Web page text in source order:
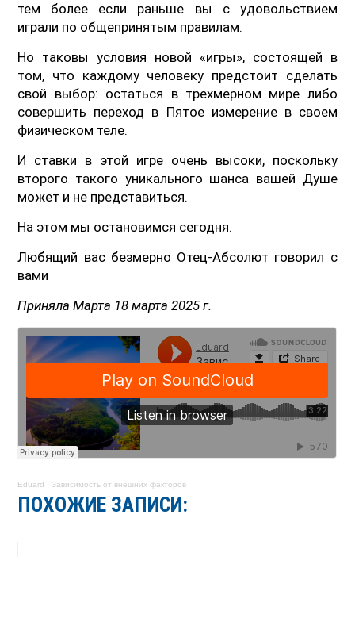
тем более если раньше вы с удовольствием
играли по общепринятым правилам.
Но таковы условия новой «игры», состоящей в
том, что каждому человеку предстоит сделать
свой выбор: остаться в трехмерном мире либо
совершить переход в Пятое измерение в своем
физическом теле.
И ставки в этой игре очень высоки, поскольку
второго такого уникального шанса вашей Душе
может и не представиться.
На этом мы остановимся сегодня.
Любящий вас безмерно Отец-Абсолют говорил с
вами
Приняла Марта 18 марта 2025 г.
Eduard · Зависимость от внешних факторов
ПОХОЖИЕ ЗАПИСИ: